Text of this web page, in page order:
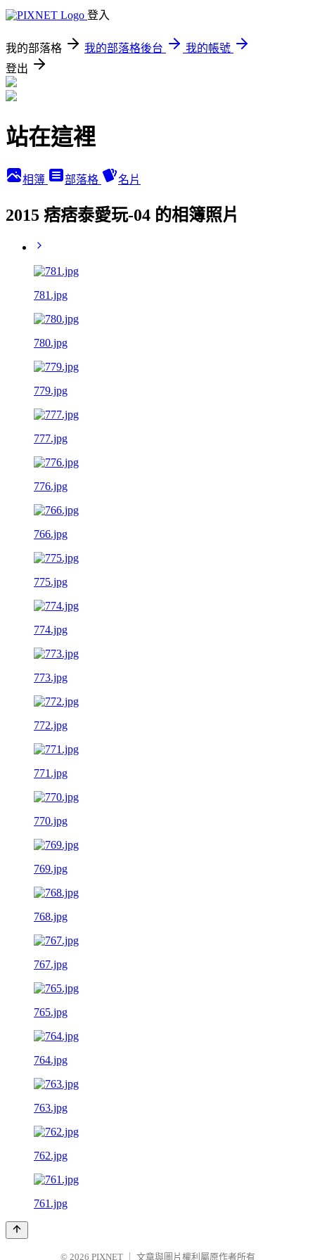
登入
我的部落格 我的部落格後台
我的帳號
登出
站在這裡
相簿 部落格 名片
2015 痞痞泰愛玩-04 的相簿照片
781.jpg
780.jpg
779.jpg
777.jpg
776.jpg
766.jpg
775.jpg
774.jpg
773.jpg
772.jpg
771.jpg
770.jpg
769.jpg
768.jpg
767.jpg
765.jpg
764.jpg
763.jpg
762.jpg
761.jpg
© 2026 PIXNET 文章與圖片權利屬原作者所有